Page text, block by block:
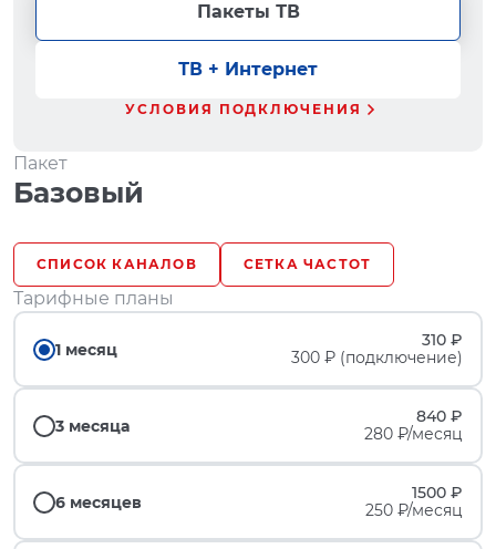
Пакеты ТВ
ТВ + Интернет
УСЛОВИЯ ПОДКЛЮЧЕНИЯ
Пакет
Базовый
СПИСОК КАНАЛОВ СЕТКА ЧАСТОТ
Тарифные планы
1 месяц
310 ₽
300 ₽ (подключение)
3 месяца
840 ₽
280 ₽/месяц
6 месяцев
1500 ₽
250 ₽/месяц